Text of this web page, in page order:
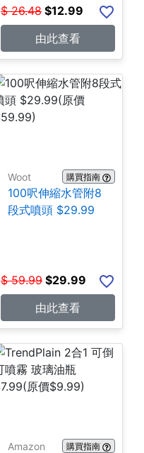
$ 26.48 $12.99
由此查看
Woot 購買指南
100呎伸縮水管附8
段式噴頭 $29.99
$ 59.99 $29.99
由此查看
Amazon 購買指南